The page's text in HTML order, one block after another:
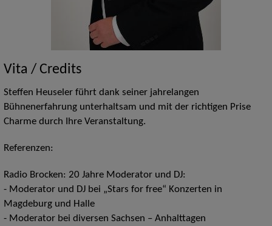
Vita / Credits
Steffen Heuseler führt dank seiner jahrelangen
Bühnenerfahrung unterhaltsam und mit der richtigen Prise
Charme durch Ihre Veranstaltung.
Referenzen:
Radio Brocken: 20 Jahre Moderator und DJ:
- Moderator und DJ bei „Stars for free“ Konzerten in
Magdeburg und Halle
- Moderator bei diversen Sachsen – Anhalttagen